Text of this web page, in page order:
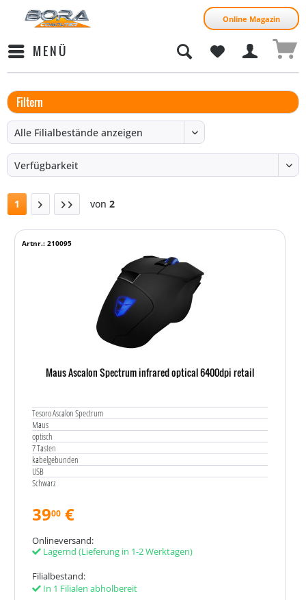
Online Magazin
MENÜ
Filtern
1 von 2
Maus Ascalon Spectrum infrared optical 6400dpi retail
Tesoro Ascalon Spectrum
Maus
optisch
7 Tasten
kabelgebunden
USB
Schwarz
Artnr.: 210095
3900 €
Onlineversand:
Lagernd (Lieferung in 1-2 Werktagen)
Filialbestand:
In 1 Filialen abholbereit